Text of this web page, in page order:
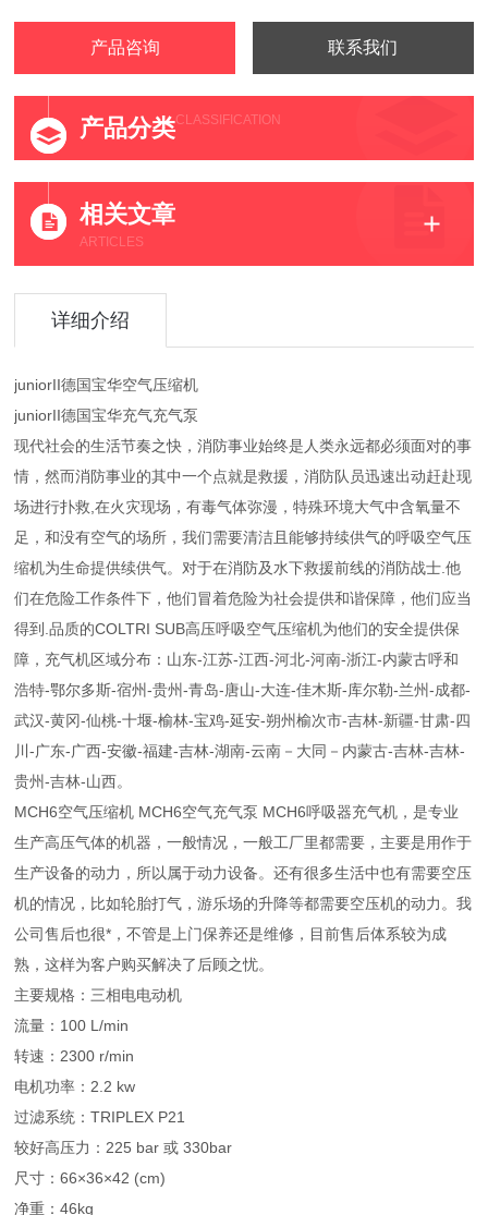
产品咨询 联系我们
产品分类CLASSIFICATION
相关文章
ARTICLES
详细介绍
juniorII德国宝华空气压缩机
juniorII德国宝华充气充气泵
现代社会的生活节奏之快，消防事业始终是人类永远都必须面对的事
情，然而消防事业的其中一个点就是救援，消防队员迅速出动赶赴现
场进行扑救,在火灾现场，有毒气体弥漫，特殊环境大气中含氧量不
足，和没有空气的场所，我们需要清洁且能够持续供气的呼吸空气压
缩机为生命提供续供气。对于在消防及水下救援前线的消防战士.他
们在危险工作条件下，他们冒着危险为社会提供和谐保障，他们应当
得到.品质的COLTRI SUB高压呼吸空气压缩机为他们的安全提供保
障，充气机区域分布：山东-江苏-江西-河北-河南-浙江-内蒙古呼和
浩特-鄂尔多斯-宿州-贵州-青岛-唐山-大连-佳木斯-库尔勒-兰州-成都-
武汉-黄冈-仙桃-十堰-榆林-宝鸡-延安-朔州榆次市-吉林-新疆-甘肃-四
川-广东-广西-安徽-福建-吉林-湖南-云南－大同－内蒙古-吉林-吉林-
贵州-吉林-山西。
MCH6空气压缩机 MCH6空气充气泵 MCH6呼吸器充气机，是专业
生产高压气体的机器，一般情况，一般工厂里都需要，主要是用作于
生产设备的动力，所以属于动力设备。还有很多生活中也有需要空压
机的情况，比如轮胎打气，游乐场的升降等都需要空压机的动力。我
公司售后也很*，不管是上门保养还是维修，目前售后体系较为成
熟，这样为客户购买解决了后顾之忧。
主要规格：三相电电动机
流量：100 L/min
转速：2300 r/min
电机功率：2.2 kw
过滤系统：TRIPLEX P21
较好高压力：225 bar 或 330bar
尺寸：66×36×42 (cm)
净重：46kg